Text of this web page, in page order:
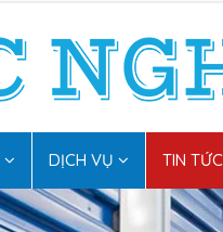
DỊCH VỤ TIN TỨC